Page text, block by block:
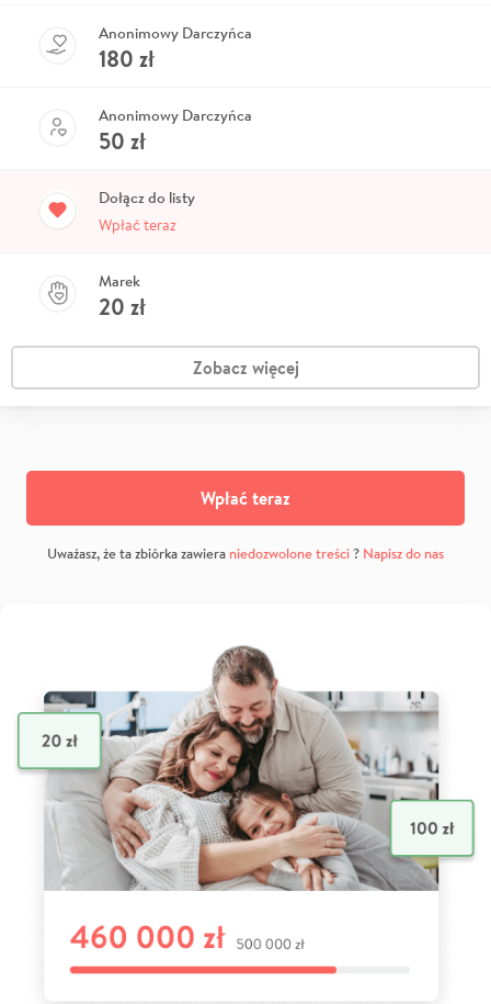
Anonimowy Darczyńca
180 zł
Anonimowy Darczyńca
50 zł
Dołącz do listy
Wpłać teraz
Marek
20 zł
Zobacz więcej
Wpłać teraz
Uważasz, że ta zbiórka zawiera niedozwolone treści? Napisz do nas